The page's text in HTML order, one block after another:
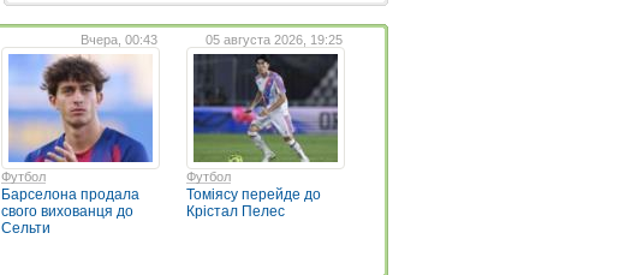
Вчера, 00:43
Футбол
Барселона продала
свого вихованця до
Сельти
05 августа 2026, 19:25
Футбол
Томіясу перейде до
Крістал Пелес